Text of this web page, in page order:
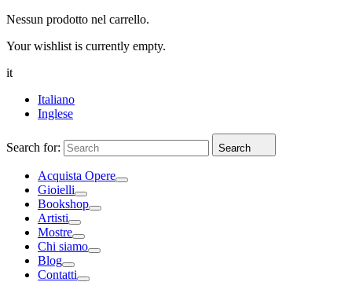
Nessun prodotto nel carrello.
Your wishlist is currently empty.
it
Italiano
Inglese
Search for: Search
Acquista Opere
Gioielli
Bookshop
Artisti
Mostre
Chi siamo
Blog
Contatti